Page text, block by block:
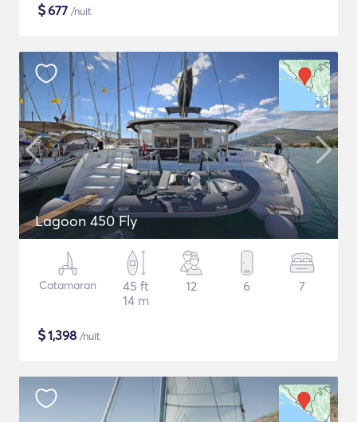
$677 /nuit
Lagoon 450 Fly
Catamaran
45 ft
14 m
12 6 7
$1,398 /nuit